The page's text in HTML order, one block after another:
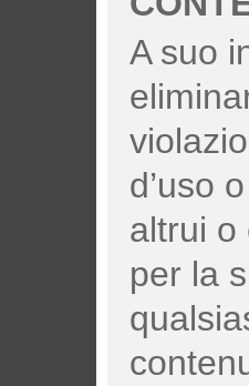
A suo
d’uso
altrui o
per la